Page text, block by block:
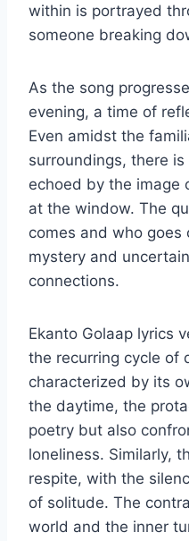
within is portrayed
someone breaking
As the song
evening, a time of
Even amidst the
surroundings, there
echoed by the image
at the window. The
comes and who
mystery and
connections.
Ekanto Golaap lyrics
the recurring cycle of
characterized by its
the daytime, the
poetry but also
loneliness. Similarly,
respite, with the
of solitude. The
world and the inner